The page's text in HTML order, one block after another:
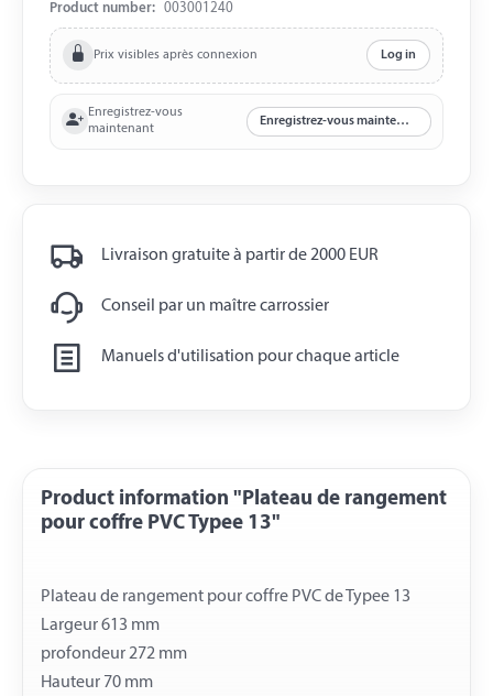
Product number: 003001240
Prix visibles après connexion Log in
Enregistrez-vous
maintenant
Enregistrez-vous maintenant
Livraison gratuite à partir de 2000 EUR
Conseil par un maître carrossier
Manuels d'utilisation pour chaque article
Product information "Plateau de rangement
pour coffre PVC Typee 13"
Plateau de rangement pour coffre PVC de Typee 13
Largeur 613 mm
profondeur 272 mm